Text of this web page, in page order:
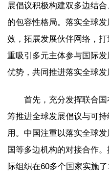
展倡议积极构建双多边结
的包容性格局。落实全球
效，拓展发展伙伴网络，
重吸引多元主体参与国际
优势，共同推进落实全球发
首先，充分发挥联合
筹推进全球发展倡议与可
用。中国注重以落实全球
国等多边机构的对接合作
际组织在60多个国家实施了